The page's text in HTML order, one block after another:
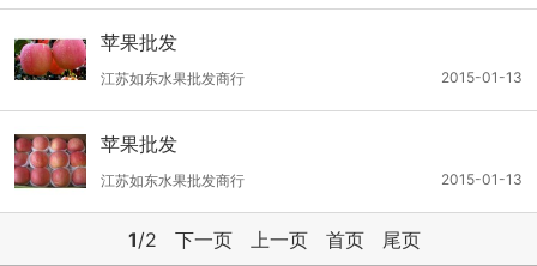
苹果批发
2015-01-13
江苏如东水果批发商行
苹果批发
2015-01-13
江苏如东水果批发商行
1/2 下一页 上一页 首页 尾页